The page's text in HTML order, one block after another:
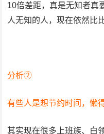
10倍差距，真是无知者真
人无知的人，现在依然比
分析②
有些人是想节约时间，懒
其实现在很多上班族、白